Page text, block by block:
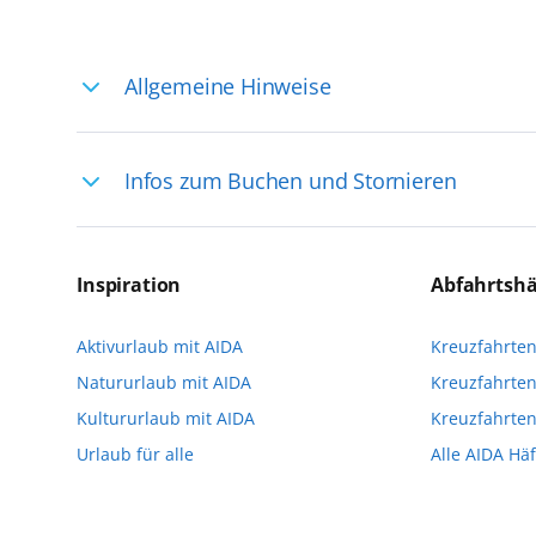
Allgemeine Hinweise
selten, sodass dort englischsprachige
das Reiseerlebnis
Infos zum Buchen und Stornieren
Reservierungsanfrage über aida.de/
Verfügung stehen. Deshalb empfehlen
vorzunehmen.
Inspiration
Aktivurlaub mit AIDA
Natururlaub mit AIDA
Kultururlaub mit AIDA
Urlaub für alle
Alle AIDA